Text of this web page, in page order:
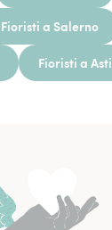
Fioristi a Salerno
Fioristi a Asti